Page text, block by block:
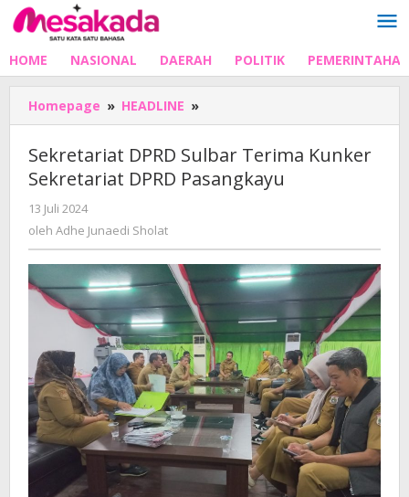
Lewati
ke
HOME NASIONAL DAERAH POLITIK
Homepage » HEADLINE »
DPRD
Terima
Kunker
Sekretariat DPRD Sulbar Terima Kunker
Sekretariat DPRD Pasangkayu
13 Juli 2024
Adhe
oleh Adhe Junaedi Sholat